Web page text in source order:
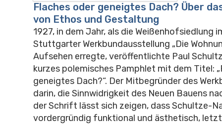
Flaches oder geneigtes Dach? Über
von Ethos und Gestaltung
1927, in dem Jahr, als die Weißenhofsiedlung
Stuttgarter Werkbundausstellung „Die
Aufsehen erregte, veröffentlichte Paul
kurzes polemisches Pamphlet mit dem Titel:
geneigtes Dach?“. Der Mitbegründer des
darin, die Sinnwidrigkeit des Neuen Bauens
der Schrift lässt sich zeigen, dass Schultze-
vordergründig funktional und ästhetisch,